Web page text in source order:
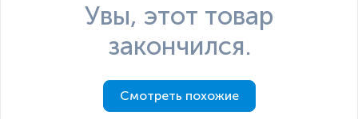
Увы, этот товар
закончился.
Смотреть похожие